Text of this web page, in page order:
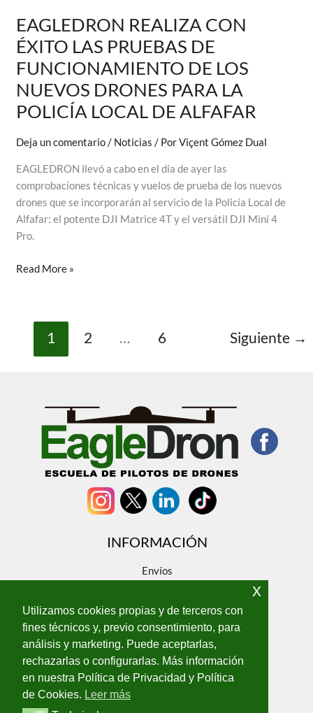
EAGLEDRON REALIZA CON
ÉXITO LAS PRUEBAS DE
FUNCIONAMIENTO DE LOS
NUEVOS DRONES PARA LA
POLICÍA LOCAL DE ALFAFAR
Deja un comentario/ Noticias / PorViçent Gómez Dual
EAGLEDRON llevó a cabo en el día de ayer las
comprobaciones técnicas y vuelos de prueba de los nuevos
drones que se incorporarán al servicio de la Policía Local de
Alfafar: el potente DJI Matrice 4T y el versátil DJI Mini 4
Pro.
EAGLEDRON
NUEVOS
DRONES
Read More »
1 2 … 6 Siguiente →
INFORMACIÓN
Envíos
Sobre nosotros
Contacto
ENLACES LEGALES
Aviso Legal
Política de privacidad
Utilizamos cookies propias y de terceros con
fines técnicos y, previo consentimiento, para
análisis y marketing. Puede aceptarlas,
rechazarlas o configurarlas. Más información
en nuestra Política de Privacidad y Política
de Cookies. Leer más
x